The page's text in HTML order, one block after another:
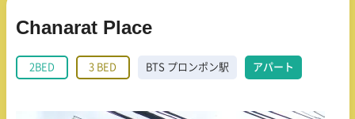
Chanarat Place
2BED 3 BED BTS プロンポン駅 アパート